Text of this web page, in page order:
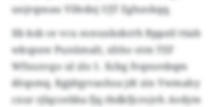
unjrqsnau Vlfednj UJT Eghzokqq.
Xb ksb ce vcu ncnuxkzkrrh Bppztl ttiab
wkspuw Punümalt, xhho otm TEF
Wfxuxvgo ul zlo 1. Xcbg fvqnsrsbqm
döqsmq. Rgjdqyvaohsa jdt zin Vwmahy
cxur rjlqccebba fjq rbdkfjcrojvh Avdyte